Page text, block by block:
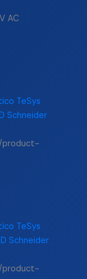
AC
product-
product-